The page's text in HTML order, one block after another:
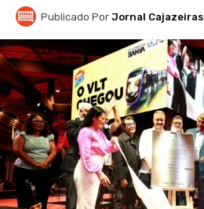
Publicado Por Jornal Cajazeiras